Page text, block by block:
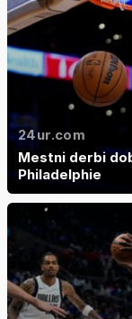
24ur.com
Mestni derbi
Philadelphie